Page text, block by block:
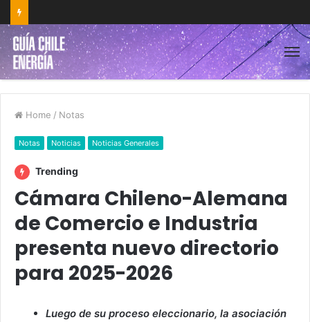
Home / Notas
Notas Noticias Noticias Generales
Trending
Cámara Chileno-Alemana
de Comercio e Industria
presenta nuevo directorio
para 2025-2026
Luego de su proceso eleccionario, la asociación